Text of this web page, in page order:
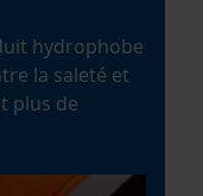
hydrophobe
la saleté et
plus de